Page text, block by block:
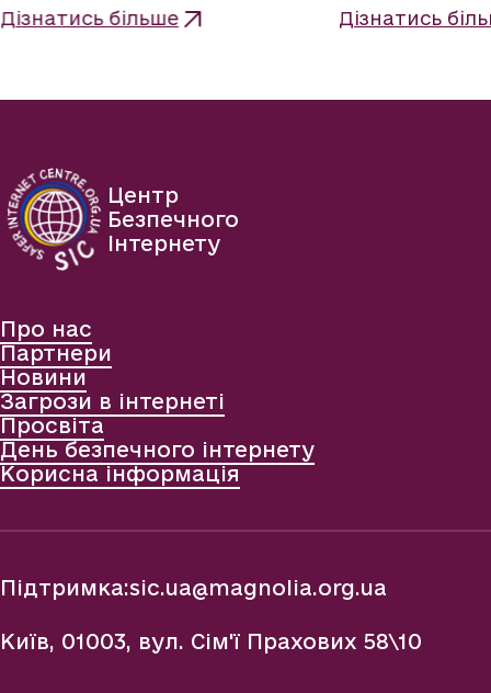
Дізнатись більше Дізнатись
Центр
Безпечного
Інтернету
Про нас
Партнери
Новини
Загрози в інтернеті
Просвіта
День безпечного інтернету
Корисна інформація
Підтримка:sic.ua@magnolia.org.ua
Київ, 01003, вул. Сім'ї Прахових 58\10